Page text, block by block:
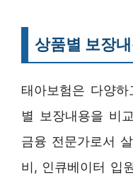
상품별 보장
태아보험은 다양
별 보장내용을 비
금융 전문가로서
비, 인큐베이터 입